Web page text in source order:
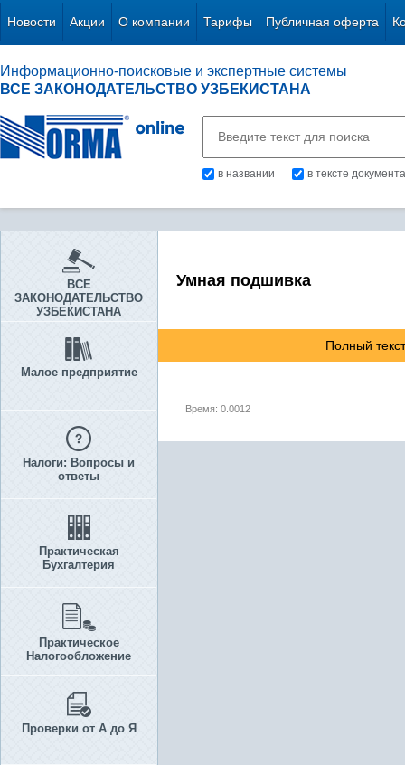
Новости Акции О компании Тарифы Публичная оферта
Информационно-поисковые и экспертные системы
ВСЕ ЗАКОНОДАТЕЛЬСТВО УЗБЕКИСТАНА
в названии в тексте документа
ВСЕ
ЗАКОНОДАТЕЛЬСТВО
УЗБЕКИСТАНА
Малое предприятие
Налоги: Вопросы и
ответы
Практическая
Бухгалтерия
Практическое
Налогообложение
Проверки от А до Я
Умная подшивка
Полный
Время: 0.0012